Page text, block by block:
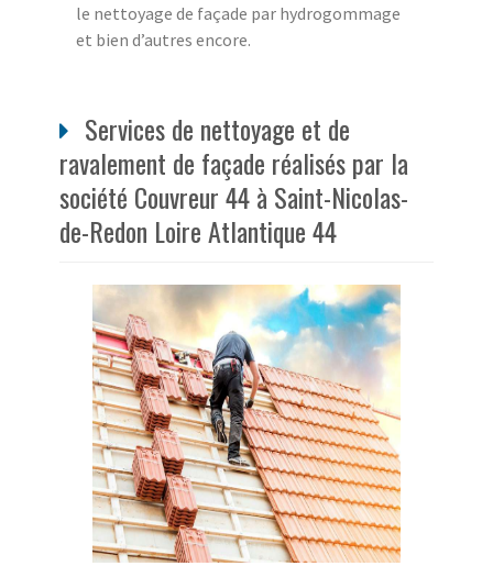
le nettoyage de façade par hydrogommage
et bien d’autres encore.
Services de nettoyage et de
ravalement de façade réalisés par la
société Couvreur 44 à Saint-Nicolas-
de-Redon Loire Atlantique 44